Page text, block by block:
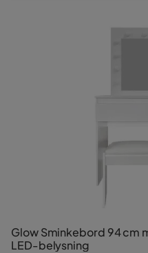
Glow Sminkebord 94 cm
LED-belysning